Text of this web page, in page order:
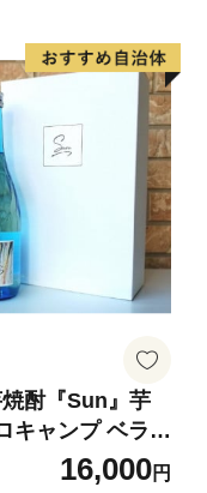
焼酎『Sun』芋
キャンプ ベラン
16,000円